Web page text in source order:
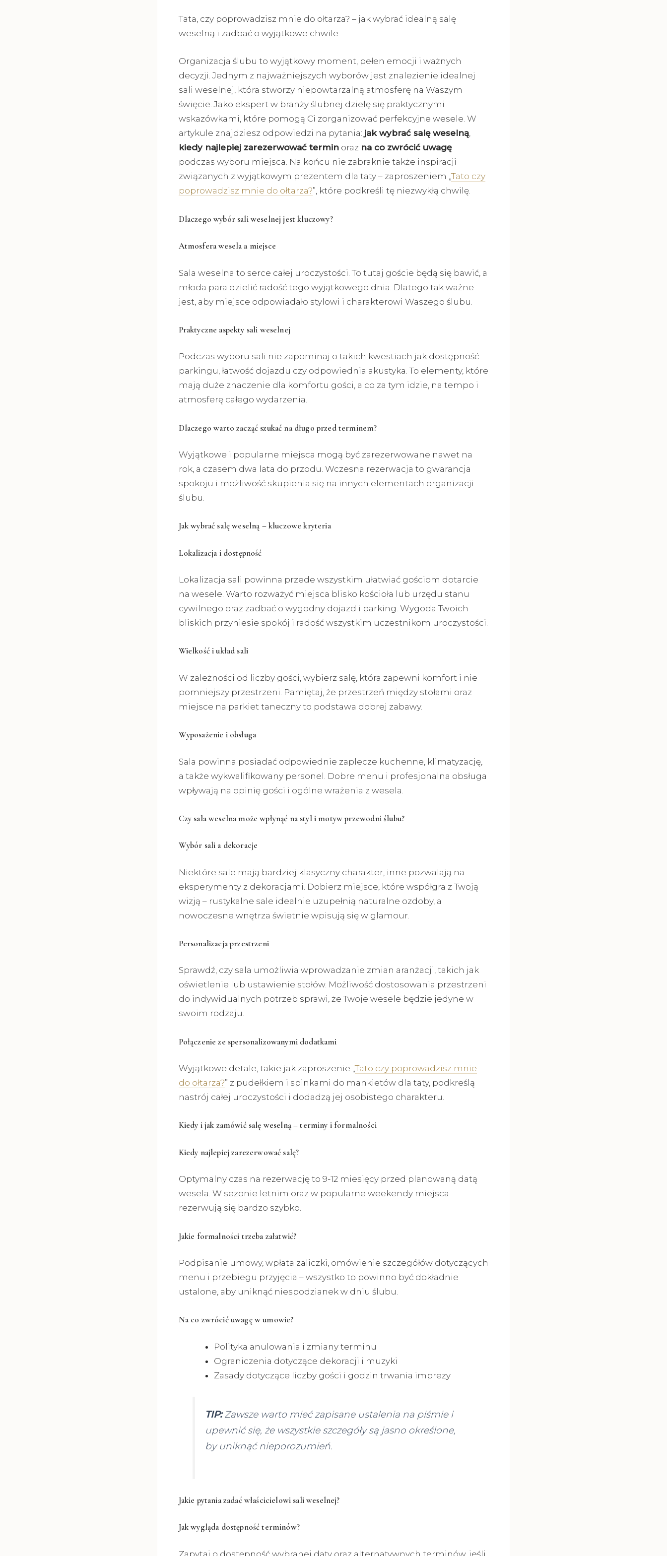
Tata, czy poprowadzisz mnie do ołtarza? – jak wybrać idealną salę
weselną i zadbać o wyjątkowe chwile
Organizacja ślubu to wyjątkowy moment, pełen emocji i ważnych
decyzji. Jednym z najważniejszych wyborów jest znalezienie idealnej
sali weselnej, która stworzy niepowtarzalną atmosferę na Waszym
święcie. Jako ekspert w branży ślubnej dzielę się praktycznymi
wskazówkami, które pomogą Ci zorganizować perfekcyjne wesele. W
artykule znajdziesz odpowiedzi na pytania: jak wybrać salę weselną,
kiedy najlepiej zarezerwować terminoraz na co zwrócić uwagę
podczas wyboru miejsca. Na końcu nie zabraknie także inspiracji
związanych z wyjątkowym prezentem dla taty – zaproszeniem „Tato czy
poprowadzisz mnie do ołtarza?”, które podkreśli tę niezwykłą chwilę.
Dlaczego wybór sali weselnej jest kluczowy?
Atmosfera wesela a miejsce
Sala weselna to serce całej uroczystości. To tutaj goście będą się bawić, a
młoda para dzielić radość tego wyjątkowego dnia. Dlatego tak ważne
jest, aby miejsce odpowiadało stylowi i charakterowi Waszego ślubu.
Praktyczne aspekty sali weselnej
Podczas wyboru sali nie zapominaj o takich kwestiach jak dostępność
parkingu, łatwość dojazdu czy odpowiednia akustyka. To elementy, które
mają duże znaczenie dla komfortu gości, a co za tym idzie, na tempo i
atmosferę całego wydarzenia.
Dlaczego warto zacząć szukać na długo przed terminem?
Wyjątkowe i popularne miejsca mogą być zarezerwowane nawet na
rok, a czasem dwa lata do przodu. Wczesna rezerwacja to gwarancja
spokoju i możliwość skupienia się na innych elementach organizacji
ślubu.
Jak wybrać salę weselną – kluczowe kryteria
Lokalizacja i dostępność
Lokalizacja sali powinna przede wszystkim ułatwiać gościom dotarcie
na wesele. Warto rozważyć miejsca blisko kościoła lub urzędu stanu
cywilnego oraz zadbać o wygodny dojazd i parking. Wygoda Twoich
bliskich przyniesie spokój i radość wszystkim uczestnikom uroczystości.
Wielkość i układ sali
W zależności od liczby gości, wybierz salę, która zapewni komfort i nie
pomniejszy przestrzeni. Pamiętaj, że przestrzeń między stołami oraz
miejsce na parkiet taneczny to podstawa dobrej zabawy.
Wyposażenie i obsługa
Sala powinna posiadać odpowiednie zaplecze kuchenne, klimatyzację,
a także wykwalifikowany personel. Dobre menu i profesjonalna obsługa
wpływają na opinię gości i ogólne wrażenia z wesela.
Czy sala weselna może wpłynąć na styl i motyw przewodni ślubu?
Wybór sali a dekoracje
Niektóre sale mają bardziej klasyczny charakter, inne pozwalają na
eksperymenty z dekoracjami. Dobierz miejsce, które współgra z Twoją
wizją – rustykalne sale idealnie uzupełnią naturalne ozdoby, a
nowoczesne wnętrza świetnie wpisują się w glamour.
Personalizacja przestrzeni
Sprawdź, czy sala umożliwia wprowadzanie zmian aranżacji, takich jak
oświetlenie lub ustawienie stołów. Możliwość dostosowania przestrzeni
do indywidualnych potrzeb sprawi, że Twoje wesele będzie jedyne w
swoim rodzaju.
Połączenie ze spersonalizowanymi dodatkami
Wyjątkowe detale, takie jak zaproszenie „Tato czy poprowadzisz mnie
do ołtarza?” z pudełkiem i spinkami do mankietów dla taty, podkreślą
nastrój całej uroczystości i dodadzą jej osobistego charakteru.
Kiedy i jak zamówić salę weselną – terminy i formalności
Kiedy najlepiej zarezerwować salę?
Optymalny czas na rezerwację to 9-12 miesięcy przed planowaną datą
wesela. W sezonie letnim oraz w popularne weekendy miejsca
rezerwują się bardzo szybko.
Jakie formalności trzeba załatwić?
Podpisanie umowy, wpłata zaliczki, omówienie szczegółów dotyczących
menu i przebiegu przyjęcia – wszystko to powinno być dokładnie
ustalone, aby uniknąć niespodzianek w dniu ślubu.
Na co zwrócić uwagę w umowie?
Polityka anulowania i zmiany terminu
Ograniczenia dotyczące dekoracji i muzyki
Zasady dotyczące liczby gości i godzin trwania imprezy
TIP:Zawsze warto mieć zapisane ustalenia na piśmie i
upewnić się, że wszystkie szczegóły są jasno określone,
by uniknąć nieporozumień.
Jakie pytania zadać właścicielowi sali weselnej?
Jak wygląda dostępność terminów?
Zapytaj o dostępność wybranej daty oraz alternatywnych terminów, jeśli